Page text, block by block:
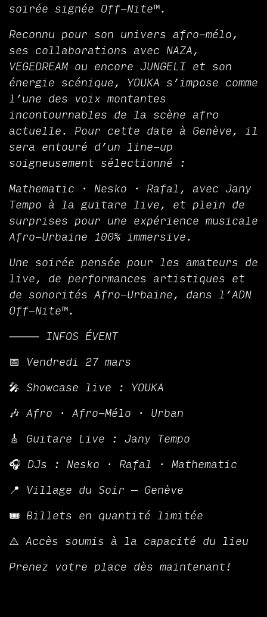
soirée signée Off-Nite™.
Reconnu pour son univers afro-mélo,
ses collaborations avec NAZA,
VEGEDREAM ou encore JUNGELI et son
énergie scénique, YOUKA s’impose comme
l’une des voix montantes
incontournables de la scène afro
actuelle. Pour cette date à Genève, il
sera entouré d’un line-up
soigneusement sélectionné :
Mathematic · Nesko · Rafal, avec Jany
Tempo à la guitare live, et plein de
surprises pour une expérience musicale
Afro-Urbaine 100% immersive.
Une soirée pensée pour les amateurs de
live, de performances artistiques et
de sonorités Afro-Urbaine, dans l’ADN
Off-Nite™.
⸻ INFOS ÉVENT
📅 Vendredi 27 mars
🎤 Showcase live : YOUKA
🎶 Afro · Afro-Mélo · Urban
🎸 Guitare Live : Jany Tempo
🎧 DJs : Nesko · Rafal · Mathematic
📍 Village du Soir — Genève
🎟️ Billets en quantité limitée
⚠️ Accès soumis à la capacité du lieu
Prenez votre place dès maintenant!